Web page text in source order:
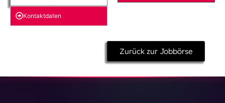
Kontakt­daten
Zurück zur Jobbörse